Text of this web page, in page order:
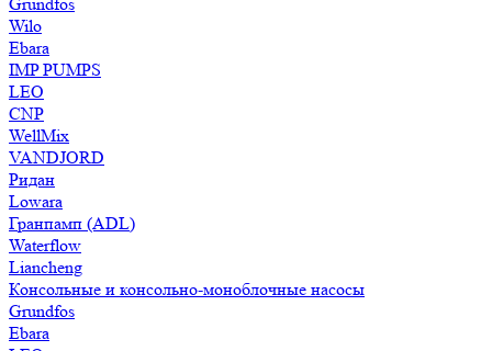
Wilo
Ebara
IMP PUMPS
LEO
CNP
WellMix
VANDJORD
Ридан
Lowara
Гранпамп (ADL)
Waterflow
Liancheng
Консольные и консольно-моноблочные насосы
Grundfos
Ebara